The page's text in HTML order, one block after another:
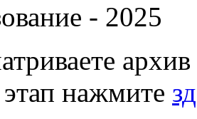
- 2025
нажмите